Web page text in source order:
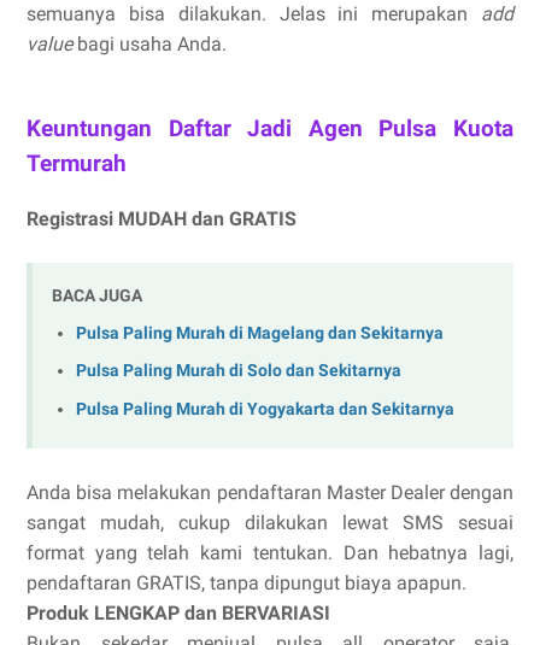
semuanya bisa dilakukan. Jelas ini merupakan add
valuebagi usaha Anda.
Keuntungan Daftar Jadi Agen Pulsa Kuota
Termurah
Registrasi MUDAH dan GRATIS
BACA JUGA
Pulsa Paling Murah di Magelang dan Sekitarnya
Pulsa Paling Murah di Solo dan Sekitarnya
Pulsa Paling Murah di Yogyakarta dan Sekitarnya
Anda bisa melakukan pendaftaran Master Dealer dengan
sangat mudah, cukup dilakukan lewat SMS sesuai
format yang telah kami tentukan. Dan hebatnya lagi,
pendaftaran GRATIS, tanpa dipungut biaya apapun.
Produk LENGKAP dan BERVARIASI